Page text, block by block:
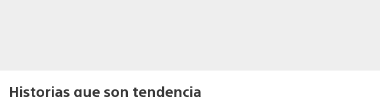
Historias que son tendencia